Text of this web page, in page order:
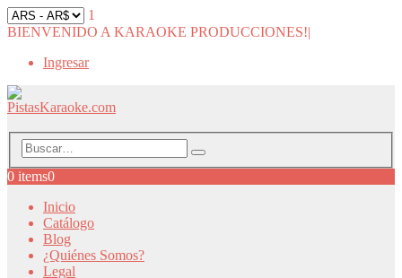
1
BIENVENIDO A KARAOKE PRODUCCIONES!|
Ingresar
0 items0
Inicio
Catálogo
Blog
¿Quiénes Somos?
Legal